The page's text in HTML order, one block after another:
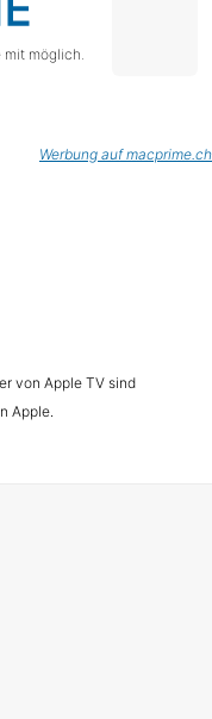
möglich.
Werbung auf macprime.ch
von Apple TV sind
Apple.